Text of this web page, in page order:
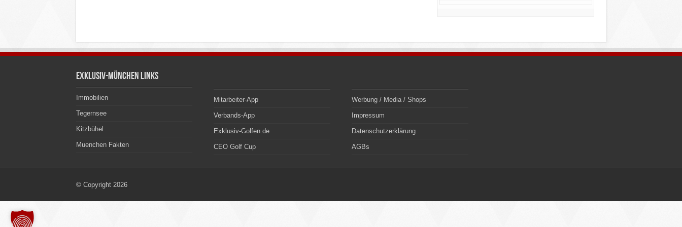
Exklusiv-München Links
Immobilien
Tegernsee
Kitzbühel
Muenchen Fakten
Mitarbeiter-App
Verbands-App
Exklusiv-Golfen.de
CEO Golf Cup
Werbung / Media / Shops
Impressum
Datenschutzerklärung
AGBs
© Copyright 2026